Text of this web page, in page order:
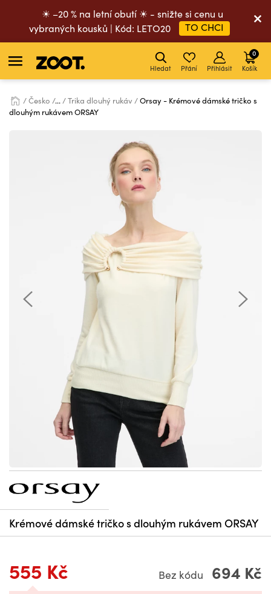
☀ –20 % na letní obutí ☀ - snižte si cenu u
vybraných kousků | Kód: LETO20
TO CHCI
Hledat Přání Přihlásit Košík
0
Česko ... Trika dlouhý rukáv
Orsay - Krémové dámské tričko s
dlouhým rukávem ORSAY
Krémové dámské tričko s dlouhým rukávem ORSAY
555 Kč Bez kódu 694 Kč